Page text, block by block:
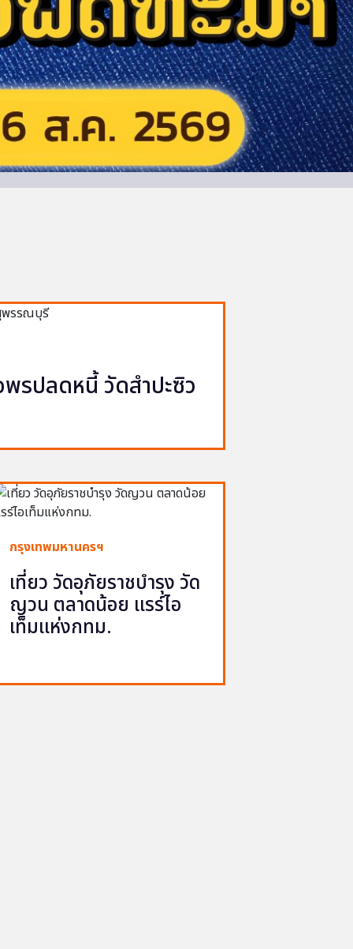
รปลดหนี้ วัดสำปะซิว
กรุงเทพมหานครฯ
เที่ยว วัดอุภัยราชบำรุง วัด
ญวน ตลาดน้อย แรร์ไอ
เท็มแห่งกทม.